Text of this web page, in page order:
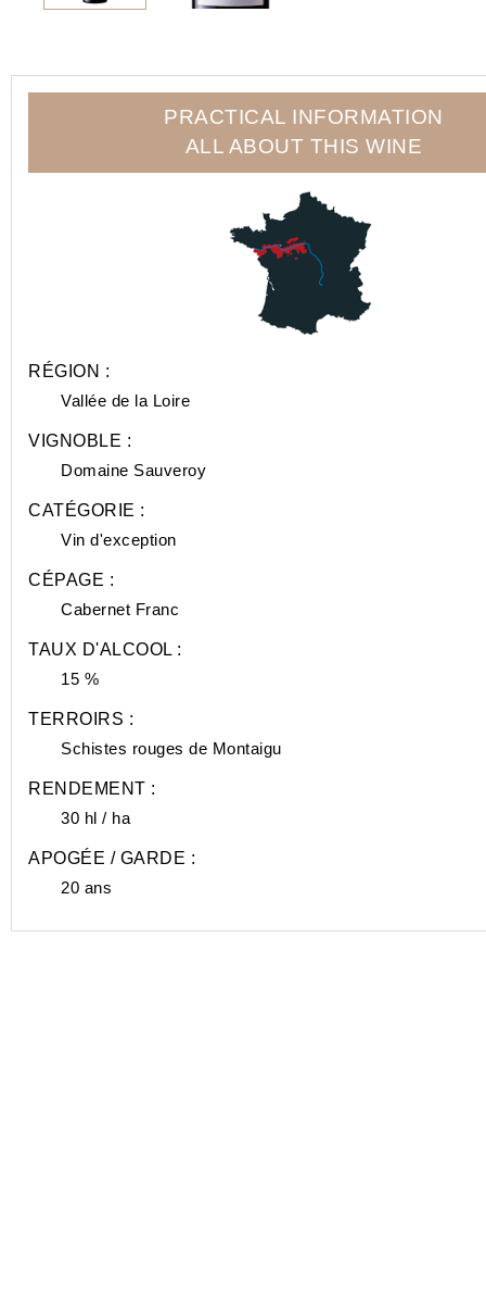
PRACTICAL INFORMATION
ALL ABOUT THIS WINE
RÉGION :
Vallée de la Loire
VIGNOBLE :
Domaine Sauveroy
CATÉGORIE :
Vin d'exception
CÉPAGE :
Cabernet Franc
TAUX D'ALCOOL :
15 %
TERROIRS :
Schistes rouges de Montaigu
RENDEMENT :
30 hl / ha
APOGÉE / GARDE :
20 ans